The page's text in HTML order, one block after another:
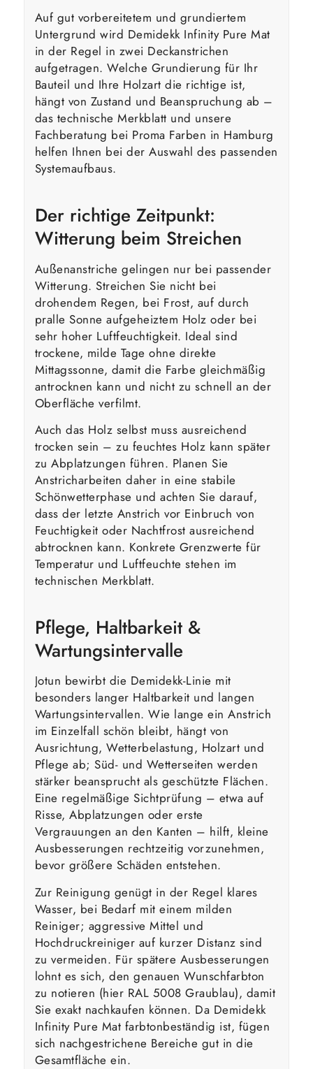
Auf gut vorbereitetem und grundiertem
Untergrund wird Demidekk Infinity Pure Mat
in der Regel in zwei Deckanstrichen
aufgetragen. Welche Grundierung für Ihr
Bauteil und Ihre Holzart die richtige ist,
hängt von Zustand und Beanspruchung ab –
das technische Merkblatt und unsere
Fachberatung bei Proma Farben in Hamburg
helfen Ihnen bei der Auswahl des passenden
Systemaufbaus.
Der richtige Zeitpunkt:
Witterung beim Streichen
Außenanstriche gelingen nur bei passender
Witterung. Streichen Sie nicht bei
drohendem Regen, bei Frost, auf durch
pralle Sonne aufgeheiztem Holz oder bei
sehr hoher Luftfeuchtigkeit. Ideal sind
trockene, milde Tage ohne direkte
Mittagssonne, damit die Farbe gleichmäßig
antrocknen kann und nicht zu schnell an der
Oberfläche verfilmt.
Auch das Holz selbst muss ausreichend
trocken sein – zu feuchtes Holz kann später
zu Abplatzungen führen. Planen Sie
Anstricharbeiten daher in eine stabile
Schönwetterphase und achten Sie darauf,
dass der letzte Anstrich vor Einbruch von
Feuchtigkeit oder Nachtfrost ausreichend
abtrocknen kann. Konkrete Grenzwerte für
Temperatur und Luftfeuchte stehen im
technischen Merkblatt.
Pflege, Haltbarkeit &
Wartungsintervalle
Jotun bewirbt die Demidekk-Linie mit
besonders langer Haltbarkeit und langen
Wartungsintervallen. Wie lange ein Anstrich
im Einzelfall schön bleibt, hängt von
Ausrichtung, Wetterbelastung, Holzart und
Pflege ab; Süd- und Wetterseiten werden
stärker beansprucht als geschützte Flächen.
Eine regelmäßige Sichtprüfung – etwa auf
Risse, Abplatzungen oder erste
Vergrauungen an den Kanten – hilft, kleine
Ausbesserungen rechtzeitig vorzunehmen,
bevor größere Schäden entstehen.
Zur Reinigung genügt in der Regel klares
Wasser, bei Bedarf mit einem milden
Reiniger; aggressive Mittel und
Hochdruckreiniger auf kurzer Distanz sind
zu vermeiden. Für spätere Ausbesserungen
lohnt es sich, den genauen Wunschfarbton
zu notieren (hier RAL 5008 Graublau), damit
Sie exakt nachkaufen können. Da Demidekk
Infinity Pure Mat farbtonbeständig ist, fügen
sich nachgestrichene Bereiche gut in die
Gesamtfläche ein.